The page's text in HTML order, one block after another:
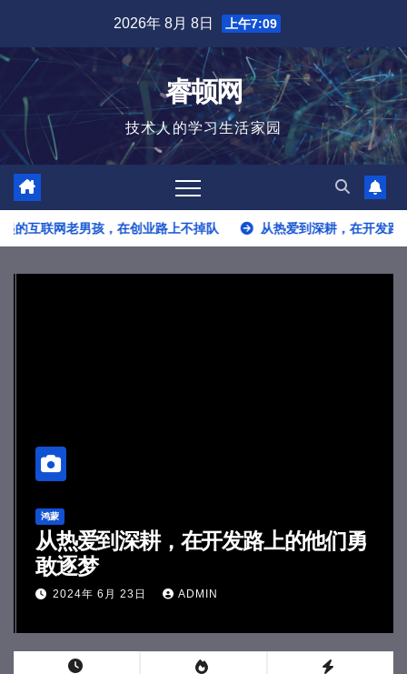
内
容
2026年 8月 8日 上午7:09
睿顿网
技术人的学习生活家园
联网老男孩，在创业路上不掉队 从热爱到深耕，在开发路上的
鸿蒙
从热爱到深耕，在开发路上的他们勇
敢逐梦
2024年 6月 23日 ADMIN